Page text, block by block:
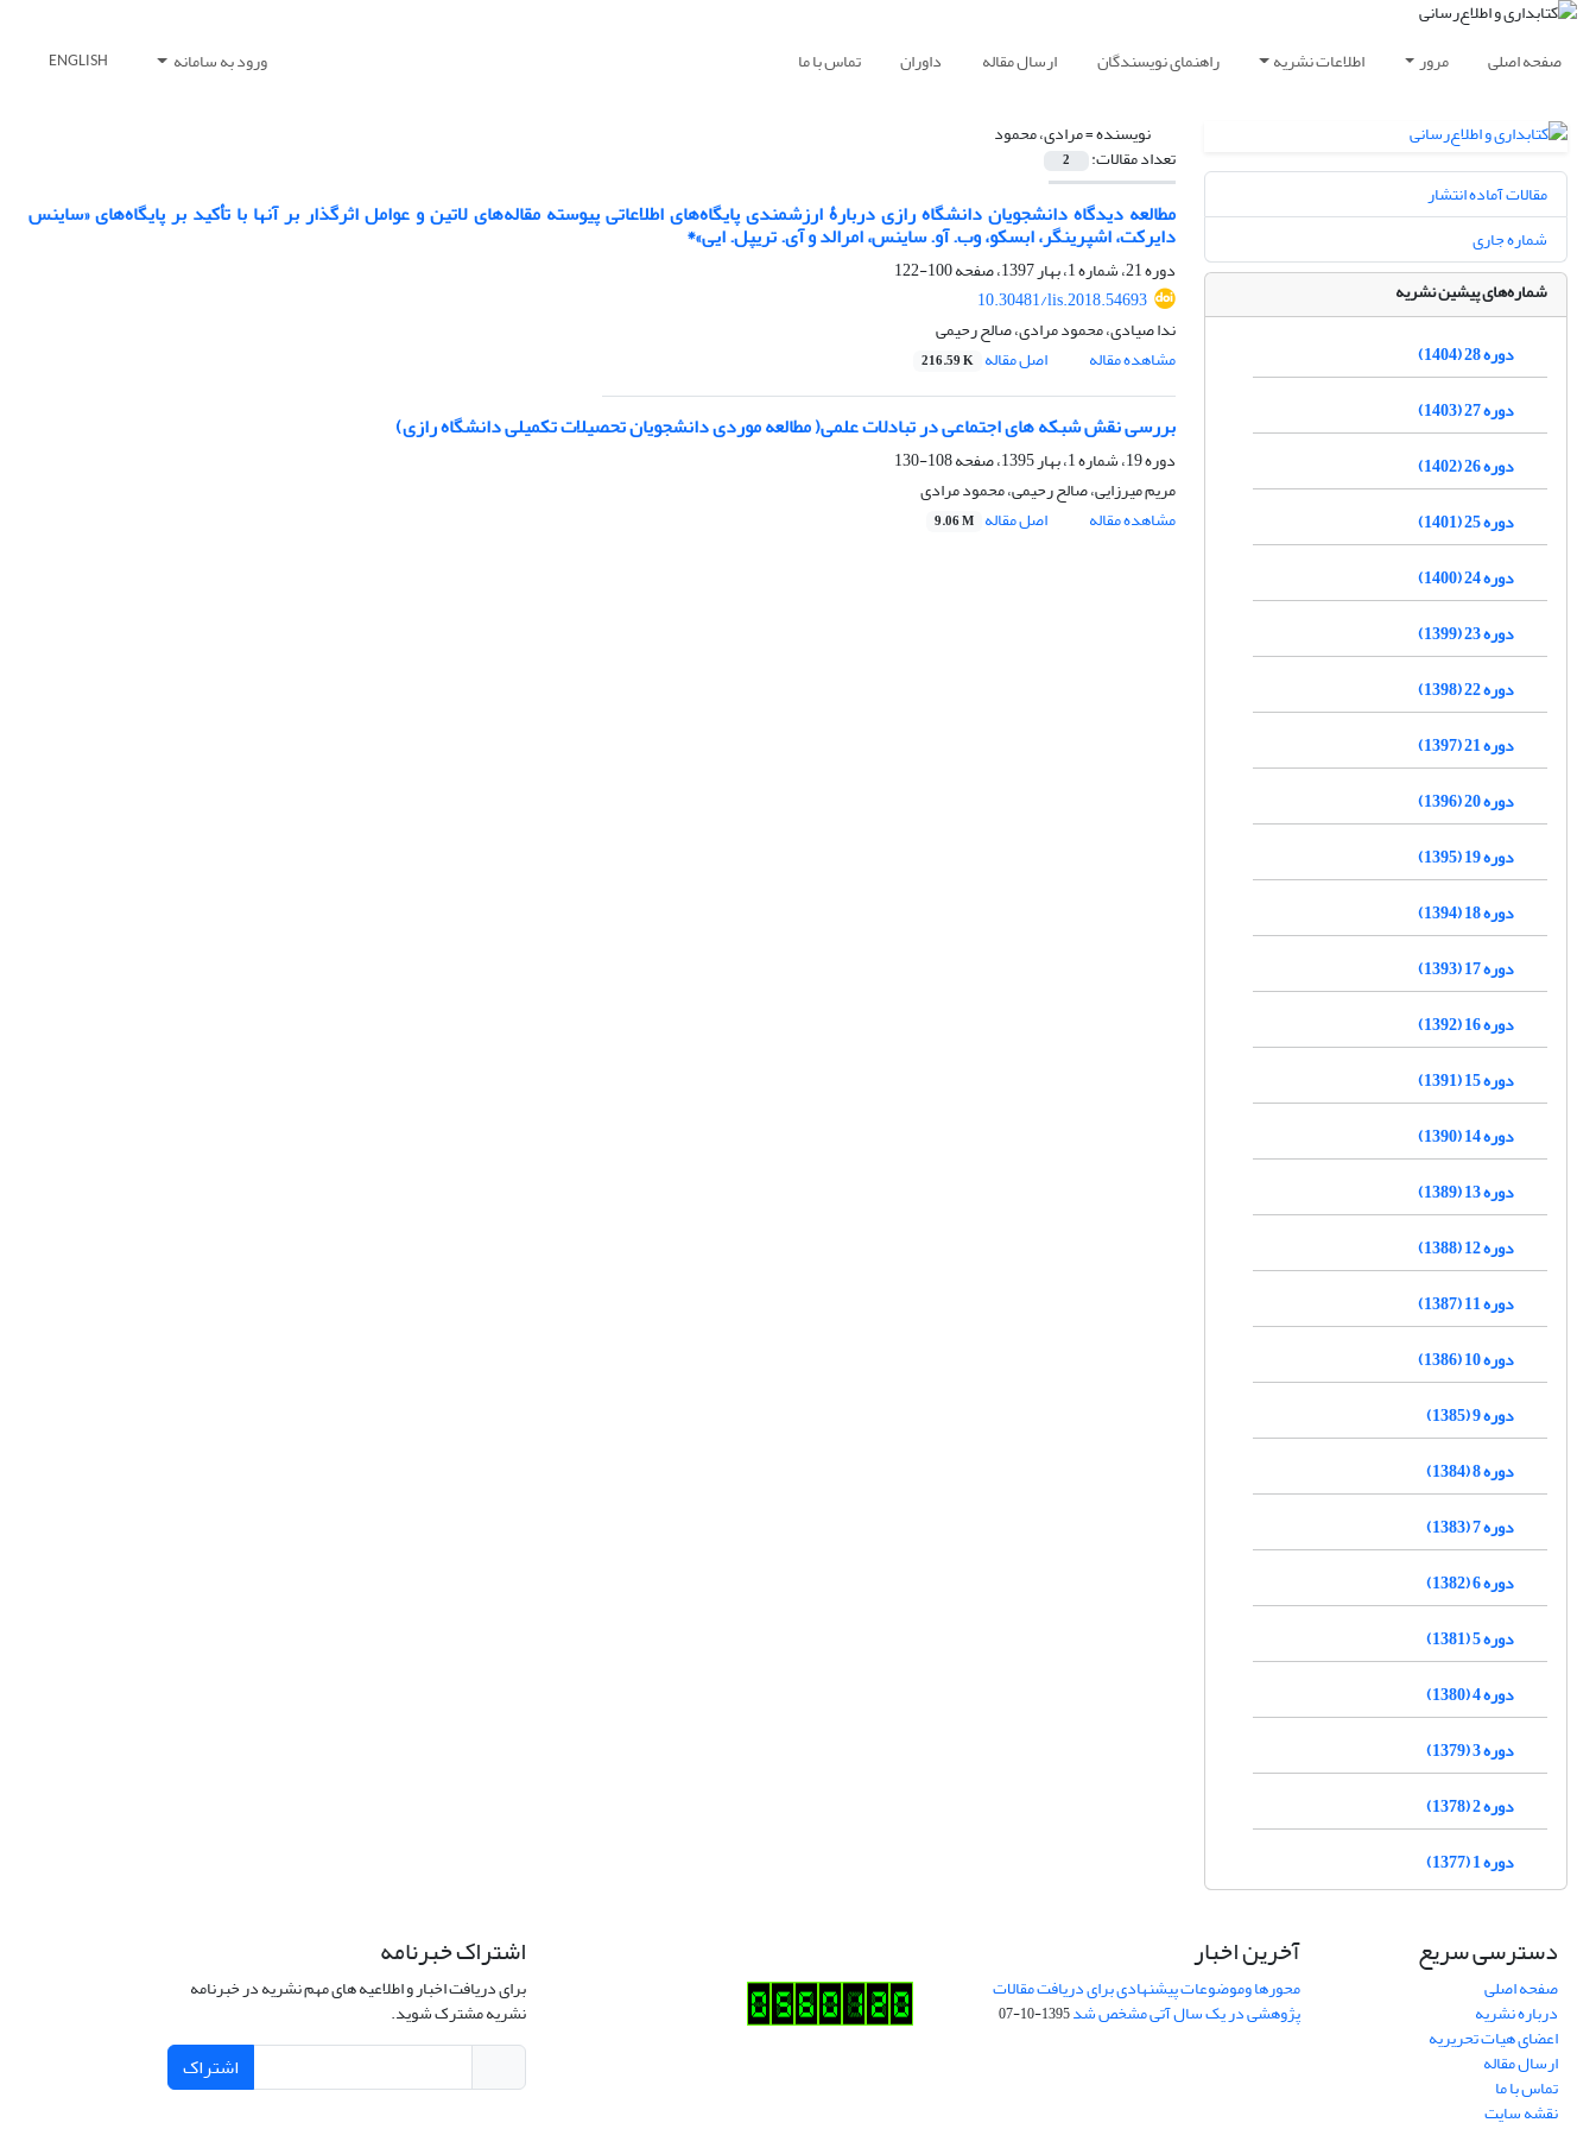
صفحه اصلی مرور اطلاعات نشریه راهنمای نویسندگان ارسال مقاله داوران تماس با ما ورود به سامانه ENGLISH
نویسنده =مرادی، محمود
تعداد مقالات: 2
مطالعه دیدگاه دانشجویان دانشگاه رازی دربارۀ ارزشمندی پایگاه‌های اطلاعاتی پیوسته مقاله‌ها‌ی لاتین و عوامل اثرگذار بر آنها با تأکید بر پایگاه‌های «ساینس
دایرکت، اشپرینگر، ابسکو، وب. آو. ساینس، امرالد و آی. تریپل. ایی»*
دوره 21، شماره 1، بهار 1397، صفحه
100-122
10.30481/lis.2018.54693
ندا صیادی، محمود مرادی، صالح رحیمی
مشاهده مقاله
اصل مقاله 216.59 K
بررسی نقش شبکه های اجتماعی در تبادلات علمی( مطالعه موردی دانشجویان تحصیلات تکمیلی دانشگاه رازی)
دوره 19، شماره 1، بهار 1395، صفحه
108-130
مریم میرزایی، صالح رحیمی، محمود مرادی
مشاهده مقاله
اصل مقاله 9.06 M
مقالات آماده انتشار
شماره جاری
شماره‌های پیشین نشریه
دوره 28 (1404)
دوره 27 (1403)
دوره 26 (1402)
دوره 25 (1401)
دوره 24 (1400)
دوره 23 (1399)
دوره 22 (1398)
دوره 21 (1397)
دوره 20 (1396)
دوره 19 (1395)
دوره 18 (1394)
دوره 17 (1393)
دوره 16 (1392)
دوره 15 (1391)
دوره 14 (1390)
دوره 13 (1389)
دوره 12 (1388)
دوره 11 (1387)
دوره 10 (1386)
دوره 9 (1385)
دوره 8 (1384)
دوره 7 (1383)
دوره 6 (1382)
دوره 5 (1381)
دوره 4 (1380)
دوره 3 (1379)
دوره 2 (1378)
دوره 1 (1377)
دسترسی سریع
صفحه اصلی
درباره نشریه
اعضای هیات تحریریه
ارسال مقاله
تماس با ما
نقشه سایت
آخرین اخبار
محورها وموضوعات پیشنهادی برای دریافت مقالات
پژوهشی در یک سال آتی مشخص شد1395-10-07
اشتراک خبرنامه
برای دریافت اخبار و اطلاعیه های مهم نشریه در خبرنامه
نشریه مشترک شوید.
اشتراک